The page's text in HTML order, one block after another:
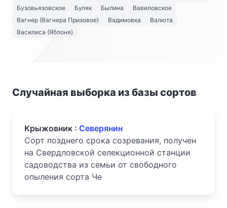
Бузовьязовское
Буляк Былина
Вавиловское
Вагнер (Вагнера Призовое)
Вадимовка
Валюта
Василиса (Яблоня)
Случайная выборка из базы сортов
Крыжовник : Северянин
Сорт позднего срока созревания, получен
на Свердловской селекционной станции
садоводства из семьи от свободного
опыления сорта Че